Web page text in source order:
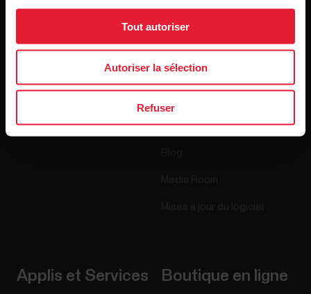
Tout autoriser
Autoriser la sélection
Refuser
Montres À propos de nous
Science
Recrutement
Applis et Services Boutique en ligne